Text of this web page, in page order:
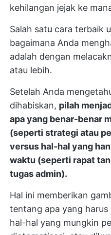
kehilangan jejak ke
Salah satu cara terbaik
bagaimana Anda
adalah dengan
atau lebih.
Setelah Anda
dihabiskan, pilah
apa yang benar-benar
(seperti strategi atau
versus hal-hal yang
waktu (seperti rapat
tugas admin).
Hal ini memberikan
tentang apa yang
hal-hal yang mungkin